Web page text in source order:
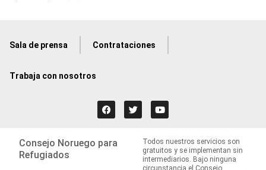
Sala de prensa Contrataciones
Trabaja con nosotros
Consejo Noruego para
Refugiados
Todos nuestros servicios son
gratuitos y se implementan sin
intermediarios. Bajo ninguna
circunstancia el Consejo